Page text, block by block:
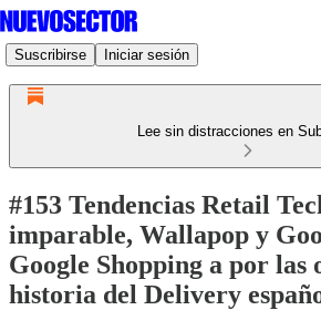
Suscribirse Iniciar sesión
Lee sin distracciones en
#153 Tendencias Retail
imparable, Wallapop y
Google Shopping a por las
historia del Delivery